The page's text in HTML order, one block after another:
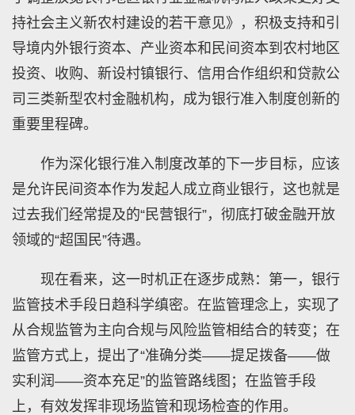
持社会主义新农村建设的若干意见》，积极支持和引
导境内外银行资本、产业资本和民间资本到农村地区
投资、收购、新设村镇银行、信用合作组织和贷款公
司三类新型农村金融机构，成为银行准入制度创新的
重要里程碑。
作为深化银行准入制度改革的下一步目标，应该
是允许民间资本作为发起人成立商业银行，这也就是
过去我们经常提及的“民营银行”，彻底打破金融开放
领域的“超国民”待遇。
现在看来，这一时机正在逐步成熟：第一，银行
监管技术手段日趋科学缜密。在监管理念上，实现了
从合规监管为主向合规与风险监管相结合的转变；在
监管方式上，提出了“准确分类——提足拨备——做
实利润——资本充足”的监管路线图；在监管手段
上，有效发挥非现场监管和现场检查的作用。